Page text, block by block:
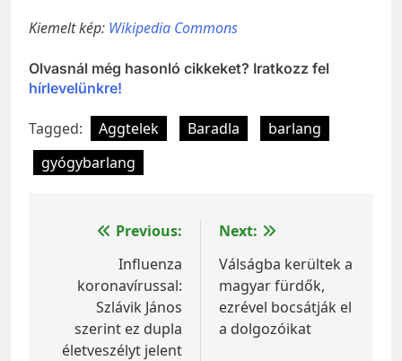
Kiemelt kép: Wikipedia Commons
Olvasnál még hasonló cikkeket? Iratkozz fel
hírlevelünkre!
Tagged: Aggtelek Baradla
barlang
gyógybarlang
Bejegyzés
navigáció
Previous:
Influenza
koronavírussal:
Szlávik János
szerint ez dupla
életveszélyt jelent
Next:
Válságba kerültek a
magyar fürdők,
ezrével bocsátják el
a dolgozóikat